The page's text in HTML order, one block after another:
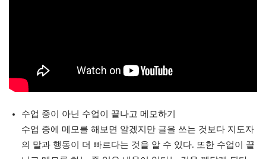
수업 중이 아닌 수업이 끝나고 메모하기
수업 중에 메모를 해보면 알겠지만 글을 쓰는 것보다 지도자
의 말과 행동이 더 빠르다는 것을 알 수 있다. 또한 수업이 끝